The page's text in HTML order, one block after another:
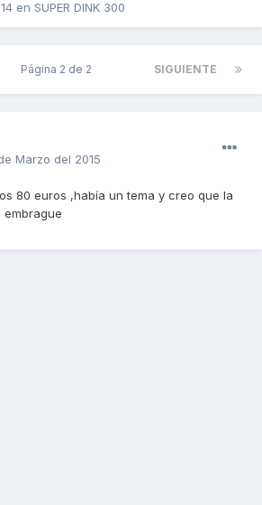
en SUPER DINK 300
SIGUIENTE
Página 2 de 2
Marzo del 2015
80 euros ,había un tema y creo que la
embrague